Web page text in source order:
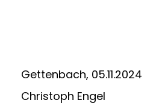
Gettenbach, 05.11.2024
Christoph Engel